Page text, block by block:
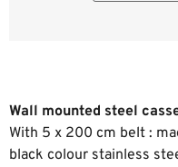
Wall mounted steel
With 5 x 200 cm belt :
black colour stainless